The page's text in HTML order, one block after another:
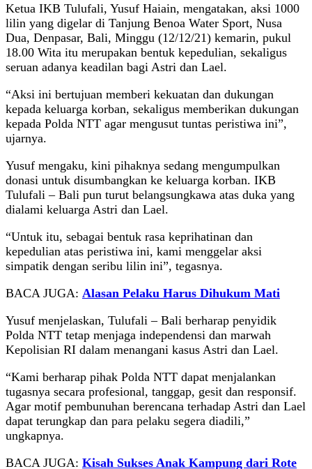
Ketua IKB Tulufali, Yusuf Haiain, mengatakan, aksi 1000
lilin yang digelar di Tanjung Benoa Water Sport, Nusa
Dua, Denpasar, Bali, Minggu (12/12/21) kemarin, pukul
18.00 Wita itu merupakan bentuk kepedulian, sekaligus
seruan adanya keadilan bagi Astri dan Lael.
“Aksi ini bertujuan memberi kekuatan dan dukungan
kepada keluarga korban, sekaligus memberikan dukungan
kepada Polda NTT agar mengusut tuntas peristiwa ini”,
ujarnya.
Yusuf mengaku, kini pihaknya sedang mengumpulkan
donasi untuk disumbangkan ke keluarga korban. IKB
Tulufali – Bali pun turut belangsungkawa atas duka yang
dialami keluarga Astri dan Lael.
“Untuk itu, sebagai bentuk rasa keprihatinan dan
kepedulian atas peristiwa ini, kami menggelar aksi
simpatik dengan seribu lilin ini”, tegasnya.
BACA JUGA: Alasan Pelaku Harus Dihukum Mati
Yusuf menjelaskan, Tulufali – Bali berharap penyidik
Polda NTT tetap menjaga independensi dan marwah
Kepolisian RI dalam menangani kasus Astri dan Lael.
“Kami berharap pihak Polda NTT dapat menjalankan
tugasnya secara profesional, tanggap, gesit dan responsif.
Agar motif pembunuhan berencana terhadap Astri dan Lael
dapat terungkap dan para pelaku segera diadili,”
ungkapnya.
BACA JUGA: Kisah Sukses Anak Kampung dari Rote